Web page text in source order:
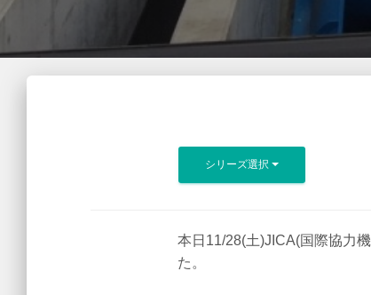
シリーズ選択
本日11/28(土)JICA(国際協力
た。